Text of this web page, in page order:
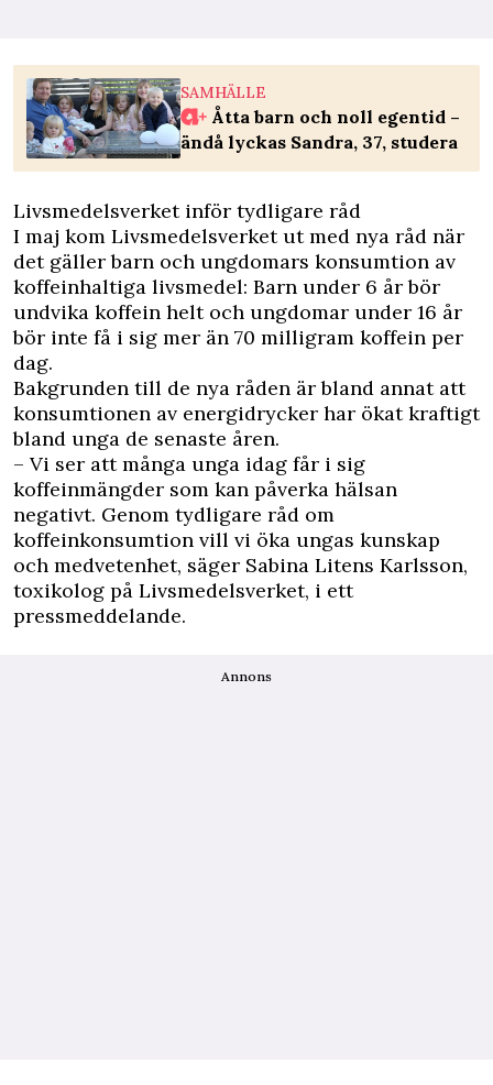
SAMHÄLLE
Åtta barn och noll egentid –
ändå lyckas Sandra, 37, studera
Livsmedelsverket inför tydligare råd
I maj kom Livsmedelsverket ut med nya råd när
det gäller barn och ungdomars konsumtion av
koffeinhaltiga livsmedel: Barn under 6 år bör
undvika koffein helt och ungdomar under 16 år
bör inte få i sig mer än 70 milligram koffein per
dag.
Bakgrunden till de nya råden är bland annat att
konsumtionen av energidrycker har ökat kraftigt
bland unga de senaste åren.
– Vi ser att många unga idag får i sig
koffeinmängder som kan påverka hälsan
negativt. Genom tydligare råd om
koffeinkonsumtion vill vi öka ungas kunskap
och medvetenhet, säger Sabina Litens Karlsson,
toxikolog på Livsmedelsverket, i ett
pressmeddelande.
Annons